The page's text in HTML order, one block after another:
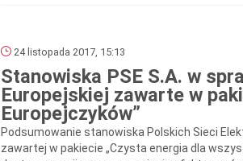
24 listopada 2017, 15:13
Stanowiska PSE S.A. w
Europejskiej zawarte w
Europejczyków”
Podsumowanie stanowiska Polskich Sieci
zawartej w pakiecie „Czysta energia dla